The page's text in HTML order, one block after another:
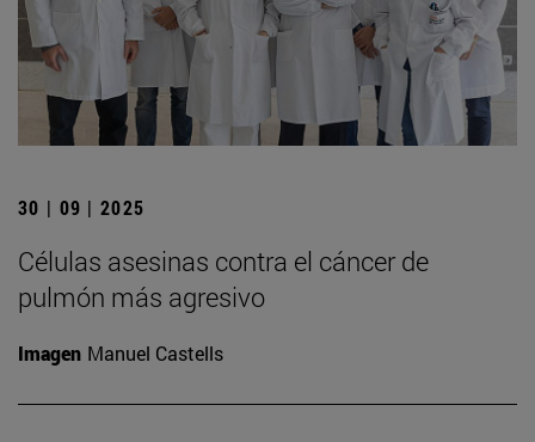
30 | 09 | 2025
Células asesinas contra el cáncer de
pulmón más agresivo
Imagen Manuel Castells